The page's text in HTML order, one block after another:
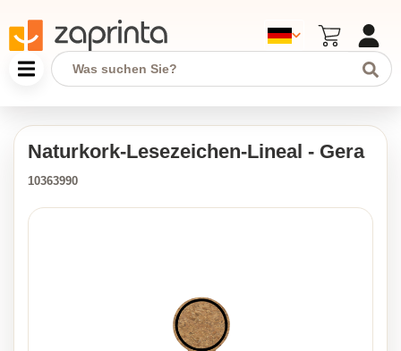
Naturkork-Lesezeichen-Lineal - Gera
10363990